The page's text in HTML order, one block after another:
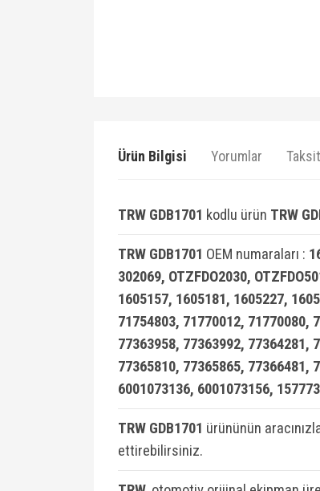
Ürün Bilgisi Yorumlar
TRW GDB1701 kodlu ürün TRW
TRW GDB1701 OEM numaraları :
302069, OTZFDO2030,
1605157, 1605181, 1605227,
71754803, 71770012, 71770080,
77363958, 77363992, 77364281,
77365810, 77365865, 77366481,
6001073136, 6001073156,
TRW GDB1701 ürününün
ettirebilirsiniz.